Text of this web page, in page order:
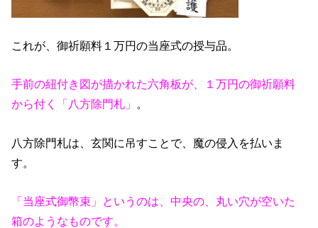
これが、御祈願料１万円の当座式の授与品。
手前の紐付き図が描かれた六角板が、１万円の御祈願料
から付く「八方除門札」 。
八方除門札は、玄関に吊すことで、魔の侵入を払いま
す。
「当座式御幣束」というのは、中央の、丸い穴が空いた
箱のようなものです。